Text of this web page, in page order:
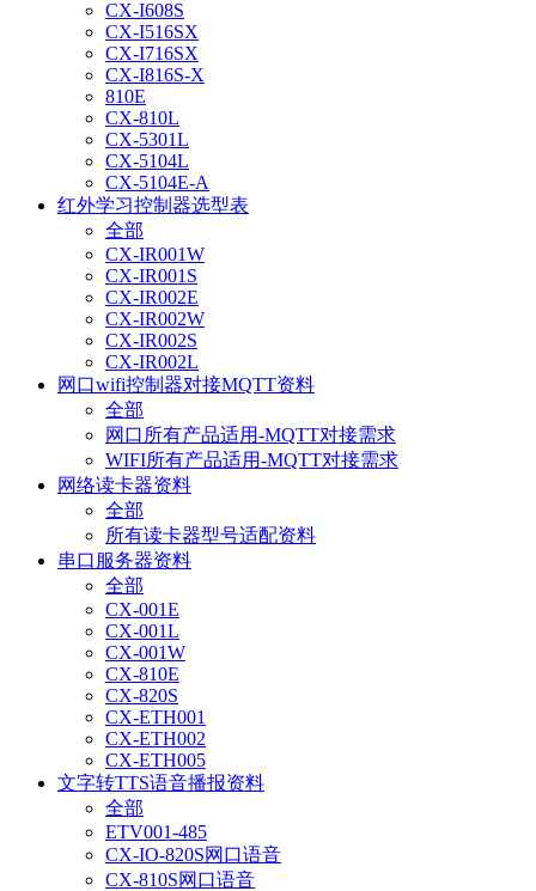
CX-I608S
CX-I516SX
CX-I716SX
CX-I816S-X
810E
CX-810L
CX-5301L
CX-5104L
CX-5104E-A
红外学习控制器选型表
全部
CX-IR001W
CX-IR001S
CX-IR002E
CX-IR002W
CX-IR002S
CX-IR002L
网口wifi控制器对接MQTT资料
全部
网口所有产品适用-MQTT对接需求
WIFI所有产品适用-MQTT对接需求
网络读卡器资料
全部
所有读卡器型号适配资料
串口服务器资料
全部
CX-001E
CX-001L
CX-001W
CX-810E
CX-820S
CX-ETH001
CX-ETH002
CX-ETH005
文字转TTS语音播报资料
全部
ETV001-485
CX-IO-820S网口语音
CX-810S网口语音